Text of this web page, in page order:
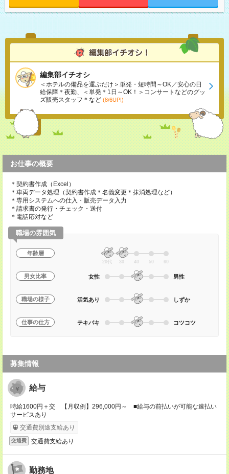
編集部イチオシ
＜ホテルの備品を運ぶだけ＞単発・短時間～OK／安心の日
給保障＊夜勤、＜単発＊1日～OK！＞コンサートなどのグッ
ズ販売スタッフ＊など (8/6UP!)
お仕事の概要
＊契約書作成（Excel）
＊車両データ処理（契約書作成＊名義変更＊抹消処理など）
＊専用システムへの仕入・販売データ入力
＊請求書の発行・チェック・送付
＊電話応対など
職場の雰囲気
年齢層
20代 30 40 50 60
男女比率 女性 男性
職場の様子 活気あり しずか
仕事の仕方 テキパキ コツコツ
募集情報
給与
時給1600円＋交 【月収例】296,000円～ ■給与の前払いが可能な速払い
サービスあり
交通費別途支給あり
交通費 交通費支給あり
勤務地